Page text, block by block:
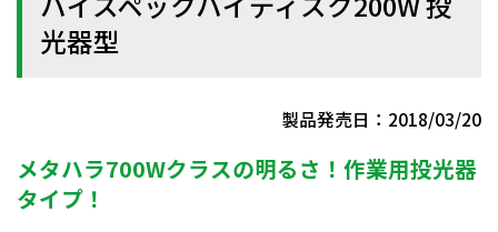
光器型
製品発売日：2018/03/20
メタハラ700Wクラスの明るさ！作業用投光器
タイプ！